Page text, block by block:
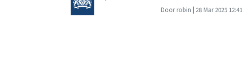
Door robin | 28 Mar 2025 12:41